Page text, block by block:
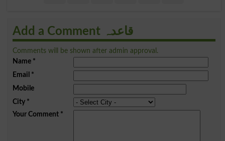
Add a Comment قاعدہ
Comments will be shown after admin approval.
Name*
Email *
Mobile
City*
Your Comment*